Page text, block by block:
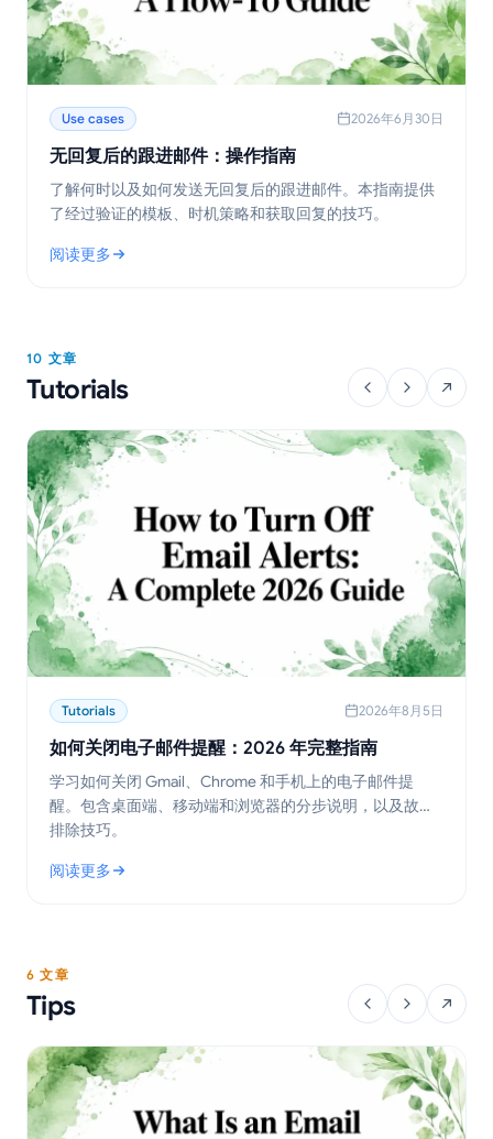
Use cases 2026年6月30日
无回复后的跟进邮件：操作指南
了解何时以及如何发送无回复后的跟进邮件。本指南提供
了经过验证的模板、时机策略和获取回复的技巧。
阅读更多
: 无回复后的跟进邮件：操作指南
10 文章
Tutorials
Tutorials 2026年8月5日
如何关闭电子邮件提醒：2026 年完整指南
学习如何关闭 Gmail、Chrome 和手机上的电子邮件提
醒。包含桌面端、移动端和浏览器的分步说明，以及故障
排除技巧。
阅读更多
: 如何关闭电子邮件提醒：2026 年完整指南
6 文章
Tips